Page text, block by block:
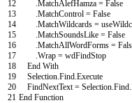
12
13
14
15
16
17
18
19
20
21
MatchAlefHamza = False
MatchControl = False
MatchWildcards =
MatchSoundsLike = False
MatchAllWordForms =
Wrap = wdFindStop
End With
Selection Find Execute
FindNextText = Selection Find
End Function